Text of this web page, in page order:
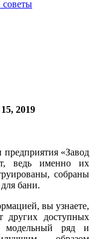
советы
2019
«Завод
ведь именно их
собраны
бани.
вы узнаете,
доступных
модельный ряд и